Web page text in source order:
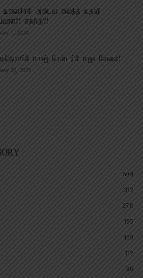
உளைச்சல் அடைய வைத்த உதவி
எதற்கு?!
1, 2024
மசாஜ் சென்டரில் மஜா வேலை!
26, 2023
584
312
278
195
150
112
80